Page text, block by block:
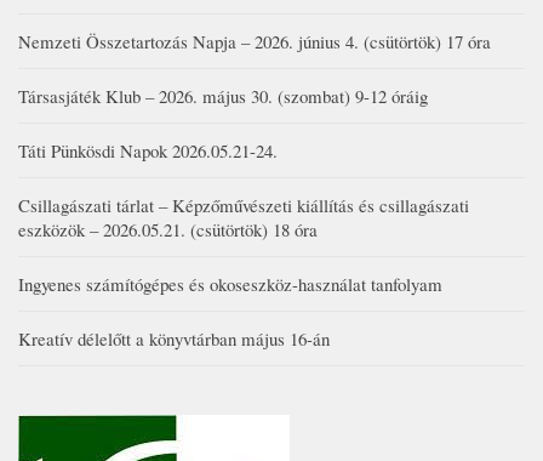
Nemzeti Összetartozás Napja – 2026. június 4. (csütörtök) 17 óra
Társasjáték Klub – 2026. május 30. (szombat) 9-12 óráig
Táti Pünkösdi Napok 2026.05.21-24.
Csillagászati tárlat – Képzőművészeti kiállítás és csillagászati
eszközök – 2026.05.21. (csütörtök) 18 óra
Ingyenes számítógépes és okoseszköz-használat tanfolyam
Kreatív délelőtt a könyvtárban május 16-án